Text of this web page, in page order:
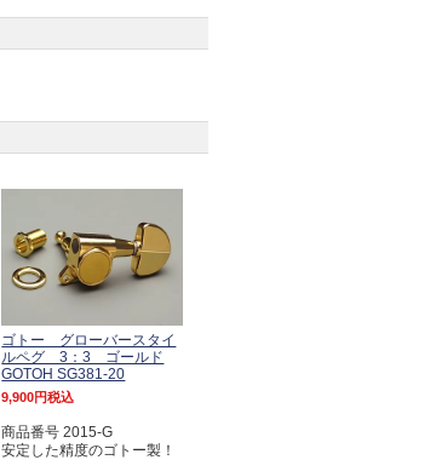
ゴトー グローバースタイ
ルペグ 3：3 ゴールド
GOTOH SG381-20
9,900 税込
商品番号 2015-G
安定した精度のゴトー製！